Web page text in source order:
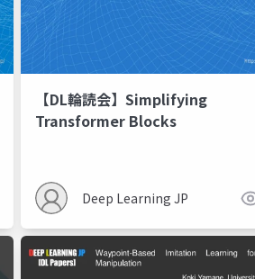
【DL輪読会】Simplifying
Transformer Blocks
Deep Learning JP